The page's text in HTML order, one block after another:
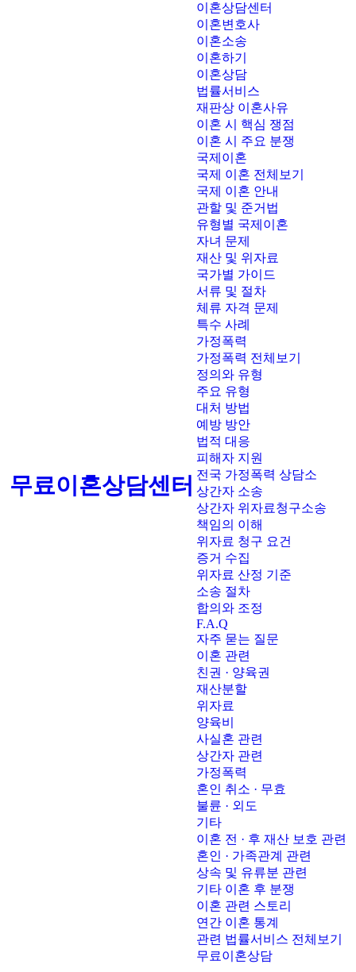
무료이혼상담센터
이혼상담센터
이혼변호사
이혼소송
이혼하기
이혼상담
법률서비스
재판상 이혼사유
이혼 시 핵심 쟁점
이혼 시 주요 분쟁
국제이혼
국제 이혼 전체보기
국제 이혼 안내
관할 및 준거법
유형별 국제이혼
자녀 문제
재산 및 위자료
국가별 가이드
서류 및 절차
체류 자격 문제
특수 사례
가정폭력
가정폭력 전체보기
정의와 유형
주요 유형
대처 방법
예방 방안
법적 대응
피해자 지원
전국 가정폭력 상담소
상간자 소송
상간자 위자료청구소송
책임의 이해
위자료 청구 요건
증거 수집
위자료 산정 기준
소송 절차
합의와 조정
F.A.Q
자주 묻는 질문
이혼 관련
친권 · 양육권
재산분할
위자료
양육비
사실혼 관련
상간자 관련
가정폭력
혼인 취소 · 무효
불륜 · 외도
기타
이혼 전 · 후 재산 보호 관련
혼인 · 가족관계 관련
상속 및 유류분 관련
기타 이혼 후 분쟁
이혼 관련 스토리
연간 이혼 통계
관련 법률서비스 전체보기
무료이혼상담